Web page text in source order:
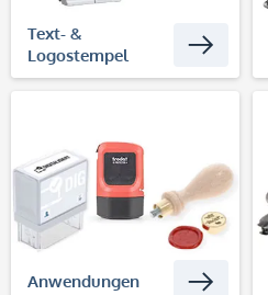
Text- &
Logostempel
Anwendungen